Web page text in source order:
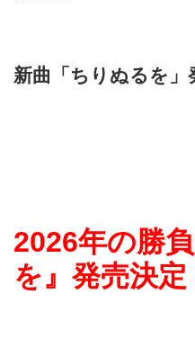
新曲「ちりぬるを」
2026年の勝
を』発売決定